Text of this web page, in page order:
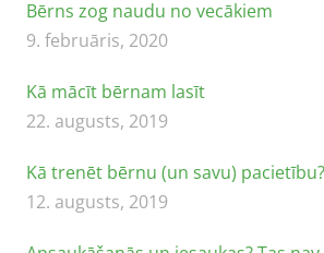
Bērns zog naudu no vecākiem
9. februāris, 2020
Kā mācīt bērnam lasīt
22. augusts, 2019
Kā trenēt bērnu (un savu) pacietību?
12. augusts, 2019